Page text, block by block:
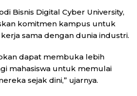
Bisnis Digital Cyber University,
komitmen kampus untuk
sama dengan dunia industri.
dapat membuka lebih
mahasiswa untuk memulai
sejak dini,” ujarnya.